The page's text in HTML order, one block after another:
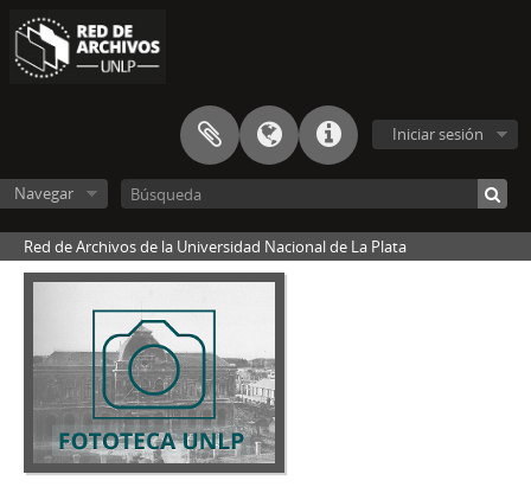
Iniciar sesión
Navegar
Red de Archivos de la Universidad Nacional de La Plata
[Serie] Mesa del Litio
[Serie] Convenio Ministerio de Seguridad de la Provincia de Bs. As. - UNLP
[Serie] Banco Rojo en el Museo de La Plata
[Serie] Reunión de la Comisión de Ciencia, Técnica y Arte del CIN
[Serie] Visita del Presidente de la UNLP a la Facultad Ciencias Jurídicas y Sociales
[Serie] Visita del Presidente de la UNLP a la Facultad de Arquitectura y Urbanismo
[Serie] CEQUINOR (Centro de Química Inorgánica) - Facultad de Ciencias Exactas
[Serie] Consejo Social
[Serie] Convenio UNLP - UTE (Ecuador)
[Serie] 8M
[Serie] Entrega de alimentos deshidratados al Ejército Argentino
[Serie] Visita obra nuevas instalaciones Escuela de Lenguas - FaHCE
[Serie] Charla informativa para la convocatoria a “Proyectos de Redes Federales de Alto Impacto”
[Serie] Visita del Presidente de la UNLP a la Facultad de Artes.
[Serie] Convenio Municipalidad de La Plata - UNLP